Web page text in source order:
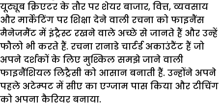
यूट्यूब क्रिएटर के तौर पर शेयर बाजार, वित्त, व्यवसाय
और मार्केटिंग पर शिक्षा देने वाली रचना को फाइनैंस
मैनेजमैंट में इंट्रैस्ट रखने वाले अच्छे से जानते हैं और उन्हें
फौलो भी करते हैं. रचना रानाडे चार्टर्ड अकाउंटैंट हैं जो
अपने दर्शकों के लिए मुश्किल समझे जाने वाली
फाइनैंशियल लिट्रैसी को आसान बनाती हैं. उन्होंने अपने
पहले अटेम्पट में सीए का एग्जाम पास किया और टीचिंग
को अपना कैरियर बनाया.